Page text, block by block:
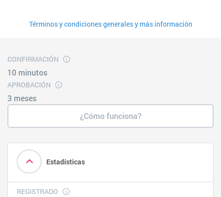
Términos y condiciones generales y más información
CONFIRMACIÓN
10 minutos
APROBACIÓN
3 meses
¿Cómo funciona?
Estadísticas
REGISTRADO